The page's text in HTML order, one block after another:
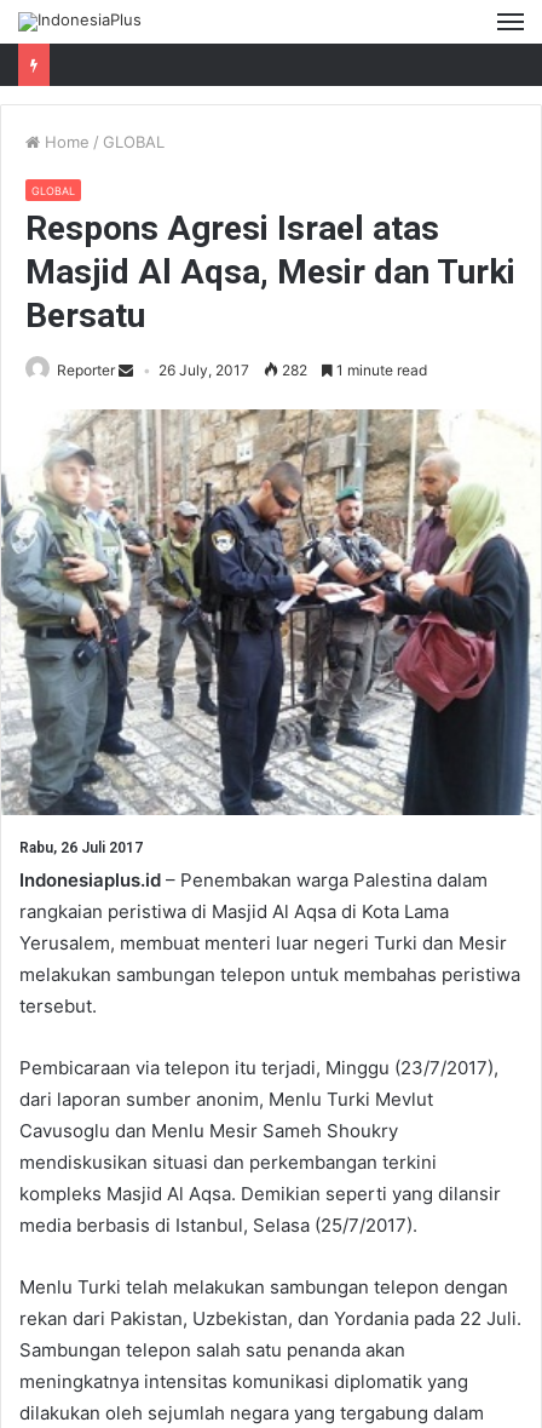
Home / GLOBAL
GLOBAL
Respons Agresi Israel atas
Masjid Al Aqsa, Mesir dan Turki
Bersatu
Reporter 26 July, 2017 282 1 minute read
Rabu, 26 Juli 2017
Indonesiaplus.id – Penembakan warga Palestina dalam
rangkaian peristiwa di Masjid Al Aqsa di Kota Lama
Yerusalem, membuat menteri luar negeri Turki dan Mesir
melakukan sambungan telepon untuk membahas peristiwa
tersebut.
Pembicaraan via telepon itu terjadi, Minggu (23/7/2017),
dari laporan sumber anonim, Menlu Turki Mevlut
Cavusoglu dan Menlu Mesir Sameh Shoukry
mendiskusikan situasi dan perkembangan terkini
kompleks Masjid Al Aqsa. Demikian seperti yang dilansir
media berbasis di Istanbul, Selasa (25/7/2017).
Menlu Turki telah melakukan sambungan telepon dengan
rekan dari Pakistan, Uzbekistan, dan Yordania pada 22 Juli.
Sambungan telepon salah satu penanda akan
meningkatnya intensitas komunikasi diplomatik yang
dilakukan oleh sejumlah negara yang tergabung dalam